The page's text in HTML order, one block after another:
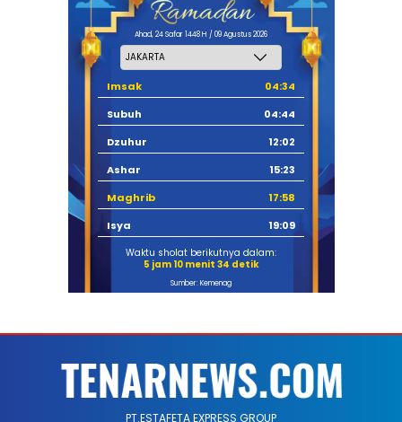
Ahad, 24 Safar 1448 H / 09 Agustus 2026
Imsak
04:34
Subuh
04:44
Dzuhur
12:02
Ashar
15:23
Maghrib
17:58
Isya
19:09
Waktu sholat berikutnya dalam:
5 jam 10 menit 33 detik
Sumber: Kemenag
PT.ESTAFETA EXPRESS GROUP